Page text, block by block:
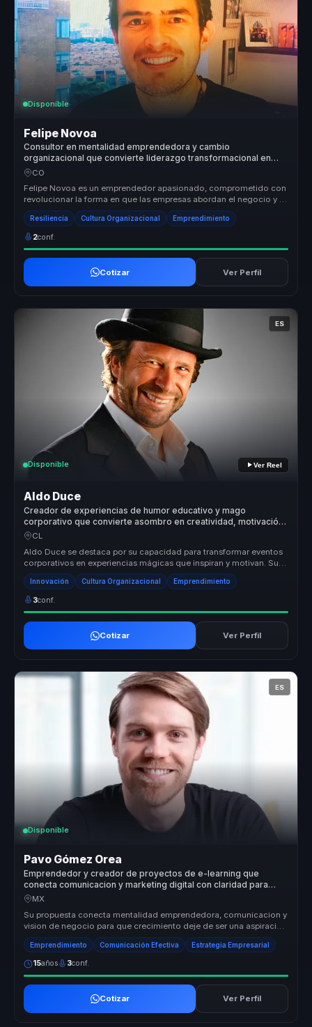
Disponible
Felipe Novoa
Consultor en mentalidad emprendedora y cambio
organizacional que convierte liderazgo transformacional en
resiliencia, acción y crecimiento para equipos.
CO
Felipe Novoa es un emprendedor apasionado, comprometido con
revolucionar la forma en que las empresas abordan el negocio y el
impacto soc...
Resiliencia Cultura Organizacional Emprendimiento
2conf.
Cotizar Ver Perfil
ES
Disponible Ver Reel
Aldo Duce
Creador de experiencias de humor educativo y mago
corporativo que convierte asombro en creatividad, motivación
y recordación para líderes y equipos.
CL
Aldo Duce se destaca por su capacidad para transformar eventos
corporativos en experiencias mágicas que inspiran y motivan. Su
enfoque ún...
Innovación Cultura Organizacional Emprendimiento
3conf.
Cotizar Ver Perfil
ES
Disponible
Pavo Gómez Orea
Emprendedor y creador de proyectos de e-learning que
conecta comunicacion y marketing digital con claridad para
empresas.
MX
Su propuesta conecta mentalidad emprendedora, comunicacion y
vision de negocio para que crecimiento deje de ser una aspiracion
abstracta....
Emprendimiento Comunicación Efectiva Estrategia Empresarial
15años 3conf.
Cotizar Ver Perfil